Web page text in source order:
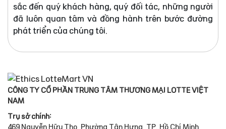
sắc đến quý khách hàng, quý đối tác, những người
đã luôn quan tâm và đồng hành trên bước đường
phát triển của chúng tôi.
CÔNG TY CỔ PHẦN TRUNG TÂM THƯƠNG MẠI LOTTE VIỆT
NAM
Trụ sở chính:
469 Nguyễn Hữu Thọ, Phường Tân Hưng, TP. Hồ Chí Minh